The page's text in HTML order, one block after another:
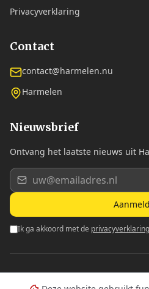
Privacyverklaring
Contact
contact@harmelen.nu
Harmelen
Nieuwsbrief
Ontvang het laatste nieuws uit
Ik ga akkoord met de privacyverklaring